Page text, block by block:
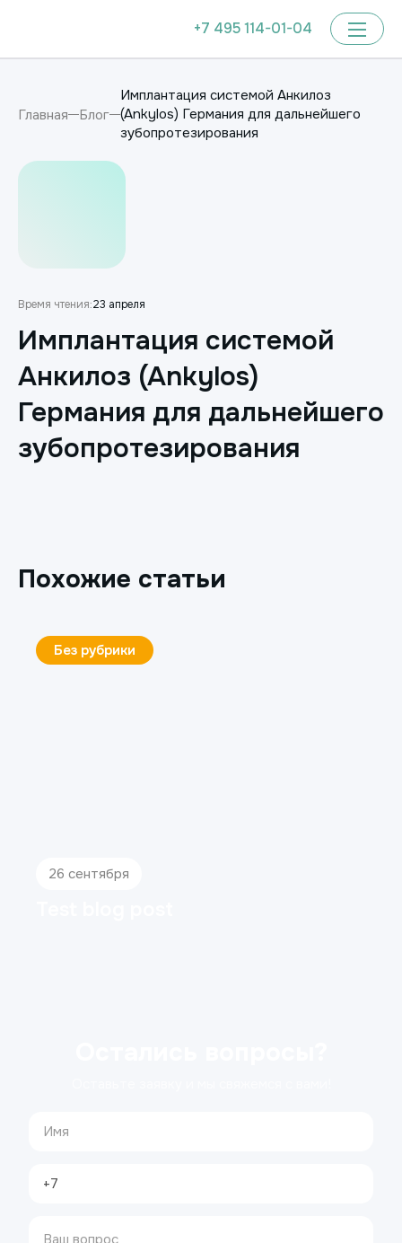
+7 495 114-01-04
Главная Блог
Имплантация системой Анкилоз
(Ankylos) Германия для дальнейшего
зубопротезирования
Время чтения:23 апреля
Имплантация системой
Анкилоз (Ankylos)
Германия для дальнейшего
зубопротезирования
Похожие статьи
Без рубрики
26 сентября